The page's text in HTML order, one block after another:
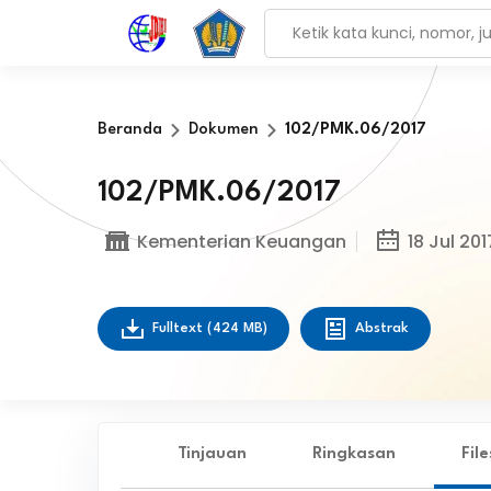
Beranda Dokumen 102/PMK.06/2017
102/PMK.06/2017
Kementerian Keuangan 18 Jul
Fulltext (424 MB) Abstrak
Tinjauan Ringkasan